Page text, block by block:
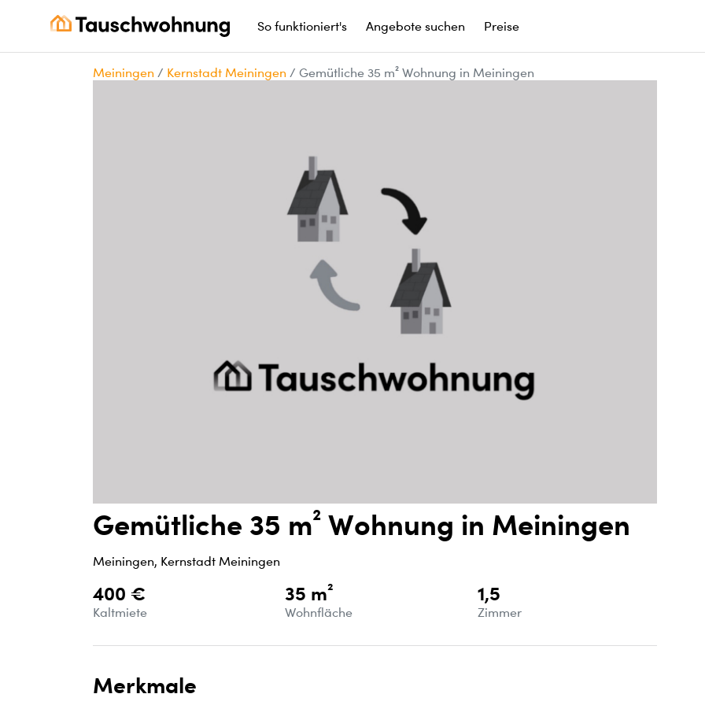
So funktioniert's Angebote suchen Preise
Meiningen / Kernstadt Meiningen / Gemütliche 35 m² Wohnung in Meiningen
Gemütliche 35 m² Wohnung in Meiningen
Meiningen, Kernstadt Meiningen
400 €
Kaltmiete
35 m²
Wohnfläche
1,5
Zimmer
Merkmale